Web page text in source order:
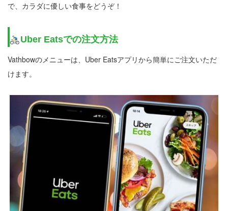
で、カラダに優しい食事をどうぞ！
Uber Eatsでの注文方法
Vathbowのメニューは、Uber Eatsアプリから簡単にご注文いただ
けます。